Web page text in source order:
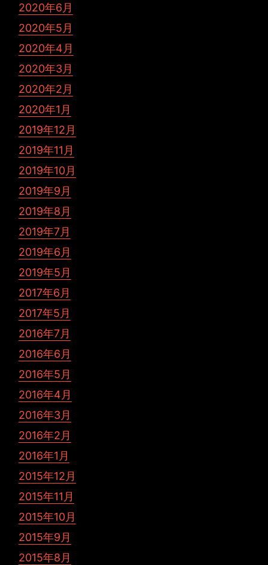
2020年6月
2020年5月
2020年4月
2020年3月
2020年2月
2020年1月
2019年12月
2019年11月
2019年10月
2019年9月
2019年8月
2019年7月
2019年6月
2019年5月
2017年6月
2017年5月
2016年7月
2016年6月
2016年5月
2016年4月
2016年3月
2016年2月
2016年1月
2015年12月
2015年11月
2015年10月
2015年9月
2015年8月